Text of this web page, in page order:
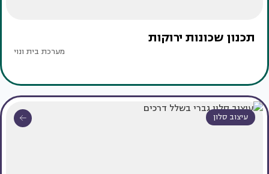
תכנון שכונות ירוקות
מערכת בית ונוי
עיצוב סלון